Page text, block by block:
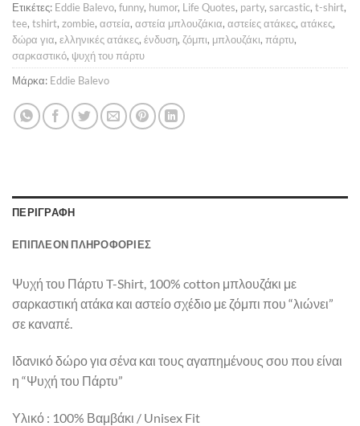
Ετικέτες: Eddie Balevo, funny, humor, Life Quotes, party, sarcastic, t-shirt,
tee, tshirt, zombie, αστεία, αστεία μπλουζάκια, αστείες ατάκες, ατάκες,
δώρα για, ελληνικές ατάκες, ένδυση, ζόμπι, μπλουζάκι, πάρτυ,
σαρκαστικό, ψυχή του πάρτυ
Μάρκα: Eddie Balevo
ΠΕΡΙΓΡΑΦΉ
ΕΠΙΠΛΈΟΝ ΠΛΗΡΟΦΟΡΊΕΣ
Ψυχή του Πάρτυ T-Shirt, 100% cotton μπλουζάκι με
σαρκαστική ατάκα και αστείο σχέδιο με ζόμπι που “λιώνει”
σε καναπέ.
Ιδανικό δώρο για σένα και τους αγαπημένους σου που είναι
η “Ψυχή του Πάρτυ”
Υλικό : 100% Βαμβάκι / Unisex Fit